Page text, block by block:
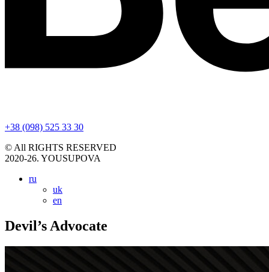
+38 (098) 525 33 30
© All RIGHTS RESERVED
2020-26. YOUSUPOVA
ru
uk
en
Devil’s Advocate